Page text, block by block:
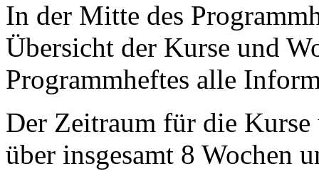
In der Mitte des
Übersicht der Kurse und
Programmheftes alle
Der Zeitraum für die
über insgesamt 8 Wochen